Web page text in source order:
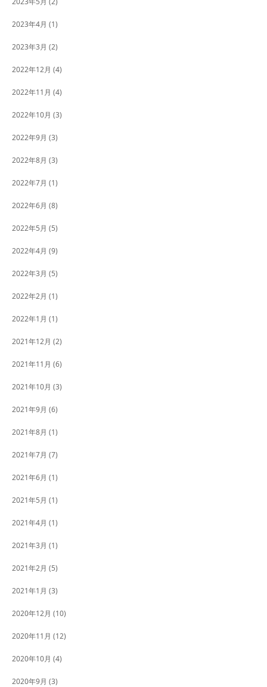
2023年4月 (1)
2023年3月 (2)
2022年12月 (4)
2022年11月 (4)
2022年10月 (3)
2022年9月 (3)
2022年8月 (3)
2022年7月 (1)
2022年6月 (8)
2022年5月 (5)
2022年4月 (9)
2022年3月 (5)
2022年2月 (1)
2022年1月 (1)
2021年12月 (2)
2021年11月 (6)
2021年10月 (3)
2021年9月 (6)
2021年8月 (1)
2021年7月 (7)
2021年6月 (1)
2021年5月 (1)
2021年4月 (1)
2021年3月 (1)
2021年2月 (5)
2021年1月 (3)
2020年12月 (10)
2020年11月 (12)
2020年10月 (4)
2020年9月 (3)